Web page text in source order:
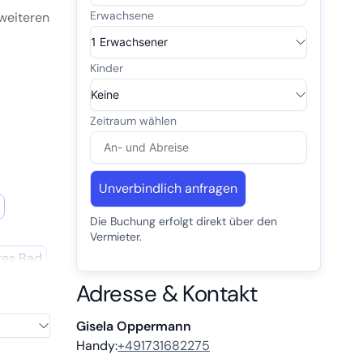
Bad
Unverbindlich anfragen
Die Buchung erfolgt direkt über den
Vermieter.
Adresse & Kontakt
Gisela Oppermann
Handy:+491731682275